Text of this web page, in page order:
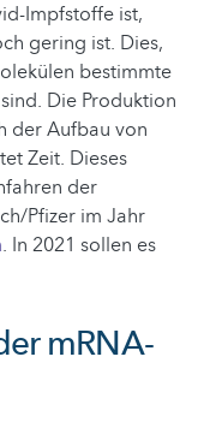
Impfstoffe ist,
gering ist. Dies,
bestimmte
Die Produktion
der Aufbau von
Zeit. Dieses
der
Pfizer im Jahr
. In 2021 sollen es
mRNA-